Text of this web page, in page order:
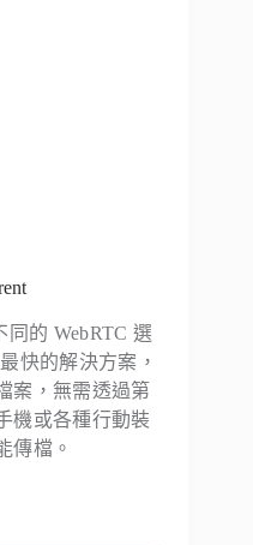
同的 WebRTC 選
快的解決方案，
案，無需透過第
機或各種行動裝
傳檔。